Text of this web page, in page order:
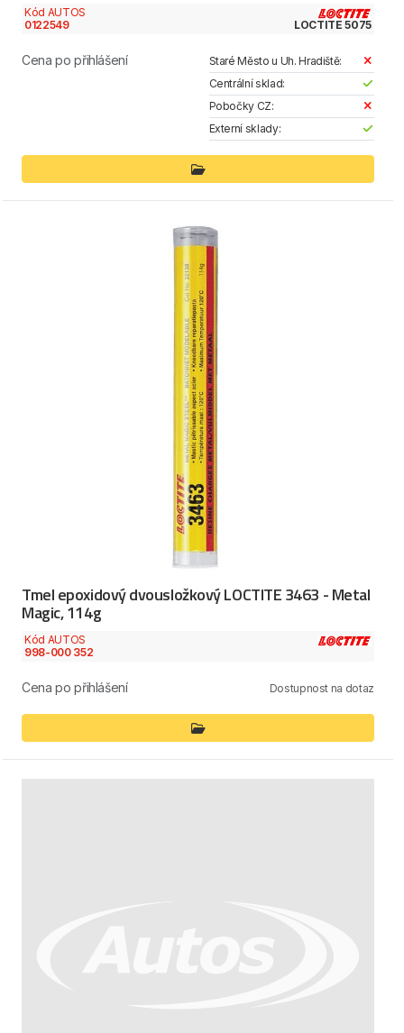
Kód AUTOS
0122549
LOCTITE 5075
Cena po přihlášení
Staré Město u Uh. Hradiště:
Centrální sklad:
Pobočky CZ:
Externí sklady:
Tmel epoxidový dvousložkový LOCTITE 3463 - Metal
Magic, 114g
Kód AUTOS
998-000 352
Cena po přihlášení Dostupnost na dotaz